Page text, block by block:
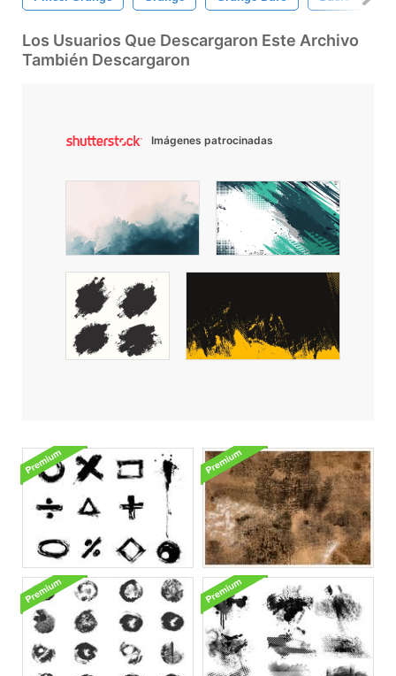
Los Usuarios Que Descargaron Este Archivo
También Descargaron
Imágenes patrocinadas